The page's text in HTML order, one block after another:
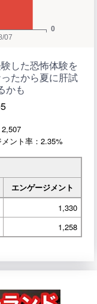
した恐怖体験を
たから夏に肝試
かも
ント率：2.35%
エンゲージメント
1,330
1,258